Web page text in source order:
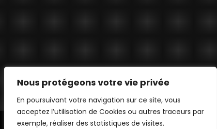
Nous protégeons votre vie privée
En poursuivant votre navigation sur ce site, vous
acceptez l’utilisation de Cookies ou autres traceurs par
exemple, réaliser des statistiques de visites.